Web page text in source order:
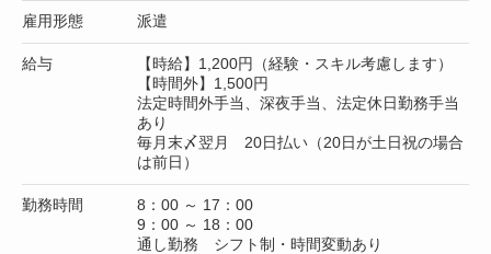
雇用形態 派遣
給与
【時給】1,200円（経験・スキル考慮します）
【時間外】1,500円
法定時間外手当、深夜手当、法定休日勤務手当
あり
毎月末〆翌月 20日払い（20日が土日祝の場合
は前日）
勤務時間
8：00 ～ 17：00
9：00 ～ 18：00
通し勤務 シフト制・時間変動あり